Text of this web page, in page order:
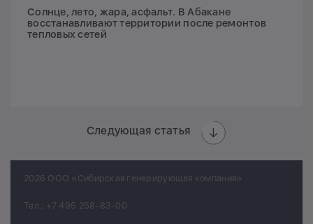
Солнце, лето, жара, асфальт. В Абакане
восстанавливают территории после ремонтов
тепловых сетей
Следующая статья
2026 ООО «Сибирская генерирующая компания»
Тел.: +7 495 258-83-00